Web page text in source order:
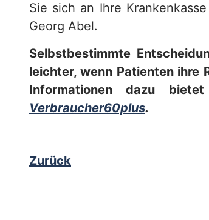
Sie sich an Ihre
Georg Abel.
Selbstbestimmte
leichter, wenn Patienten ihre
Informationen dazu bietet
Verbraucher60plus.
Zurück